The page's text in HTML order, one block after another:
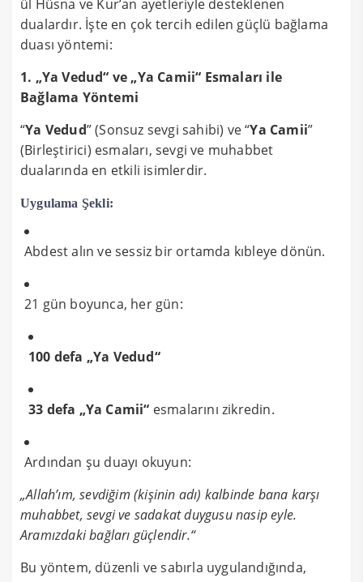
ül Hüsna ve Kur’an ayetleriyle desteklenen
dualardır. İşte en çok tercih edilen güçlü bağlama
duası yöntemi:
1. „Ya Vedud“ ve „Ya Camii“ Esmaları ile
Bağlama Yöntemi
“Ya Vedud” (Sonsuz sevgi sahibi) ve “Ya Camii”
(Birleştirici) esmaları, sevgi ve muhabbet
dualarında en etkili isimlerdir.
Uygulama Şekli:
Abdest alın ve sessiz bir ortamda kıbleye dönün.
21 gün boyunca, her gün:
100 defa „Ya Vedud“
33 defa „Ya Camii“ esmalarını zikredin.
Ardından şu duayı okuyun:
„Allah’ım, sevdiğim (kişinin adı) kalbinde bana karşı
muhabbet, sevgi ve sadakat duygusu nasip eyle.
Aramızdaki bağları güçlendir.“
Bu yöntem, düzenli ve sabırla uygulandığında,